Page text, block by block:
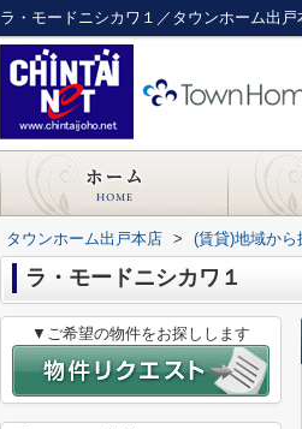
ラ・モードニシカワ１／タウンホーム出戸
タウンホーム出戸本店 > (賃貸)地域から
ラ・モードニシカワ１
▼ご希望の物件をお探しします